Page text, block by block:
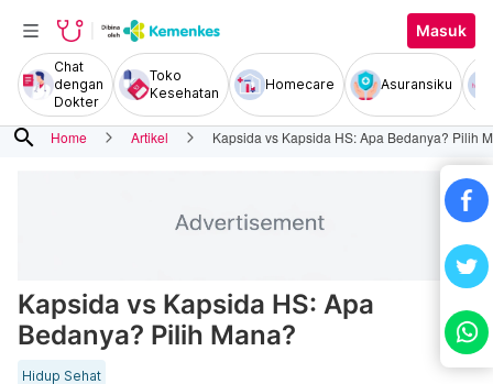
Masuk
Chat
dengan
Dokter
Toko
Kesehatan
Homecare Asuransiku
search Home Artikel Kapsida vs Kapsida HS: Apa Bedanya? Pilih
Kapsida vs Kapsida HS: Apa
Bedanya? Pilih Mana?
Hidup Sehat